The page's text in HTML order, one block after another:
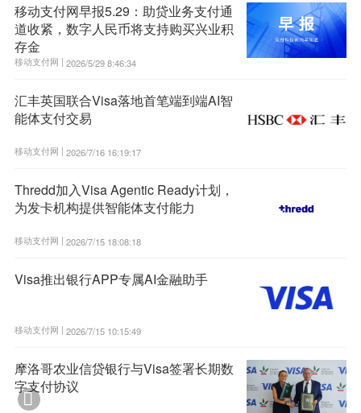
移动支付网早报5.29：助贷业务支付通
道收紧，数字人民币将支持购买兴业积
存金
移动支付网 | 2026/5/29 8:46:34
汇丰英国联合Visa落地首笔端到端AI智
能体支付交易
移动支付网 | 2026/7/16 16:19:17
Thredd加入Visa Agentic Ready计划，
为发卡机构提供智能体支付能力
移动支付网 | 2026/7/15 18:08:18
Visa推出银行APP专属AI金融助手
移动支付网 | 2026/7/15 10:15:49
摩洛哥农业信贷银行与Visa签署长期数
字支付协议
